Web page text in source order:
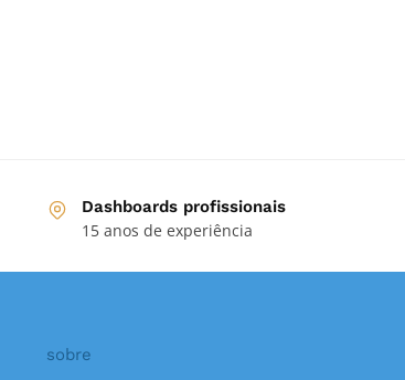
Dashboards profissionais
15 anos de experiência
sobre